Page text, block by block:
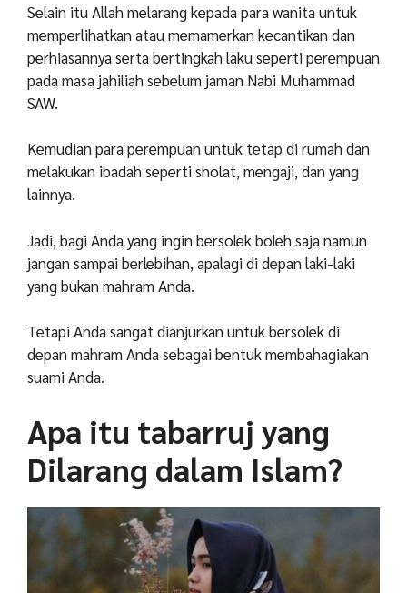
Selain itu Allah melarang kepada para wanita untuk
memperlihatkan atau memamerkan kecantikan dan
perhiasannya serta bertingkah laku seperti perempuan
pada masa jahiliah sebelum jaman Nabi Muhammad
SAW.
Kemudian para perempuan untuk tetap di rumah dan
melakukan ibadah seperti sholat, mengaji, dan yang
lainnya.
Jadi, bagi Anda yang ingin bersolek boleh saja namun
jangan sampai berlebihan, apalagi di depan laki-laki
yang bukan mahram Anda.
Tetapi Anda sangat dianjurkan untuk bersolek di
depan mahram Anda sebagai bentuk membahagiakan
suami Anda.
Apa itu tabarruj yang
Dilarang dalam Islam?